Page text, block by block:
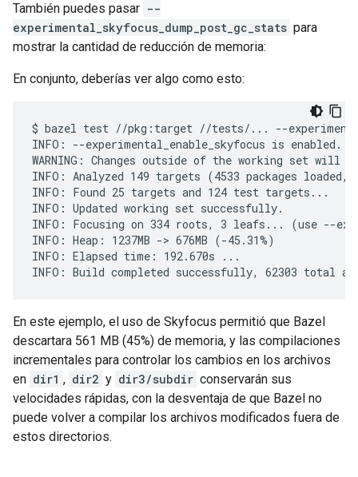
También puedes pasar --
experimental_skyfocus_dump_post_gc_stats para
mostrar la cantidad de reducción de memoria:
En conjunto, deberías ver algo como esto:
$ bazel test //pkg:target //tests/... --
INFO: --experimental_enable_skyfocus is
WARNING: Changes outside of the working set will
INFO: Analyzed 149 targets (4533 packages
INFO: Found 25 targets and 124 test targets...
INFO: Updated working set successfully.
INFO: Focusing on 334 roots, 3 leafs... (use --
INFO: Heap: 1237MB -> 676MB (-45.31%)
INFO: Elapsed time: 192.670s ...
En este ejemplo, el uso de Skyfocus permitió que Bazel
descartara 561 MB (45%) de memoria, y las compilaciones
incrementales para controlar los cambios en los archivos
en dir1 , dir2 y dir3/subdir conservarán sus
velocidades rápidas, con la desventaja de que Bazel no
puede volver a compilar los archivos modificados fuera de
estos directorios.